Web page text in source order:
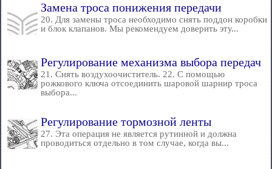
Замена троса понижения передачи
20. Для замены троса необходимо снять поддон коробки
и блок клапанов. Мы рекомендуем доверить эту...
Регулирование механизма выбора передач
21. Снять воздухоочиститель. 22. С помощью
рожкового ключа отсоединить шаровой шарнир троса
выбора...
Регулирование тормозной ленты
27. Эта операция не является рутинной и должна
проводиться отдельно в том случае, когда вы...